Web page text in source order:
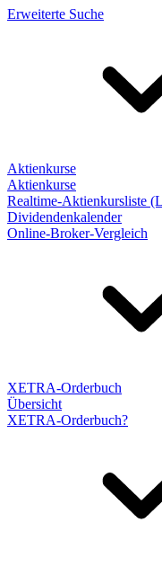
Erweiterte Suche
Aktienkurse
Aktienkurse
Realtime-Aktienkursliste
Dividendenkalender
Online-Broker-Vergleich
XETRA-Orderbuch
Übersicht
XETRA-Orderbuch?